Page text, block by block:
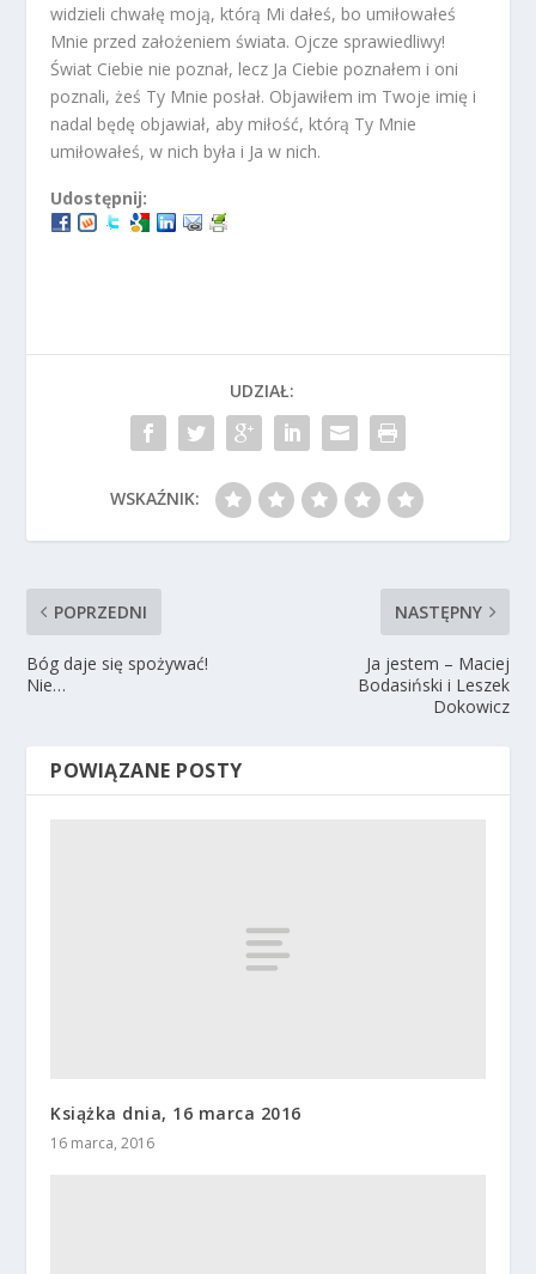
widzieli chwałę moją, którą Mi dałeś, bo umiłowałeś
Mnie przed założeniem świata. Ojcze sprawiedliwy!
Świat Ciebie nie poznał, lecz Ja Ciebie poznałem i oni
poznali, żeś Ty Mnie posłał. Objawiłem im Twoje imię i
nadal będę objawiał, aby miłość, którą Ty Mnie
umiłowałeś, w nich była i Ja w nich.
Udostępnij:
UDZIAŁ:
WSKAŹNIK:
POPRZEDNI
Bóg daje się spożywać!
Nie…
NASTĘPNY
Ja jestem – Maciej
Bodasiński i Leszek
Dokowicz
POWIĄZANE POSTY
Książka dnia, 16 marca 2016
16 marca, 2016